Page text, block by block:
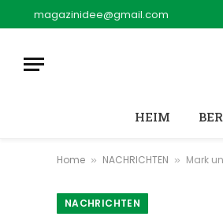
magazinidee@gmail.com
HEIM
Home » NACHRICHTEN » Mark
NACHRICHTEN